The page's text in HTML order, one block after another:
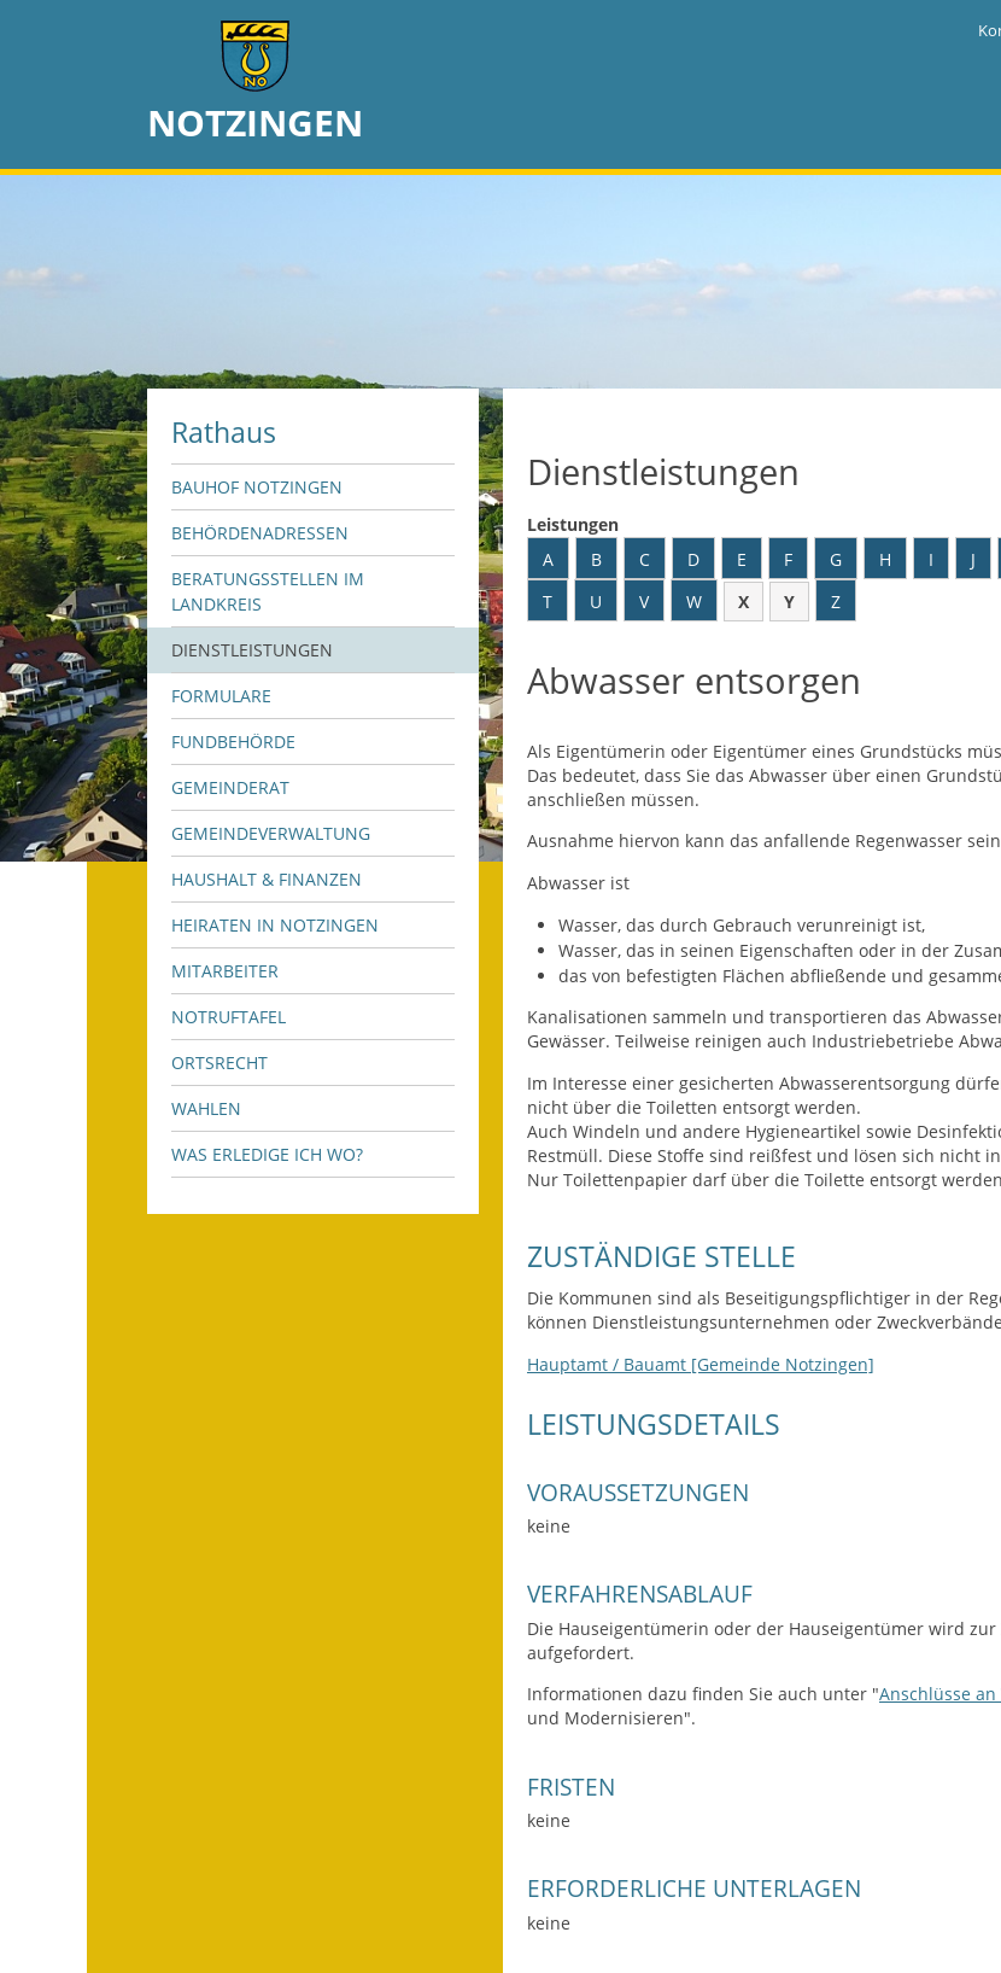
NOTZINGEN
Rathaus
BAUHOF NOTZINGEN
BEHÖRDENADRESSEN
BERATUNGSSTELLEN IM
LANDKREIS
DIENSTLEISTUNGEN
FORMULARE
FUNDBEHÖRDE
GEMEINDERAT
GEMEINDEVERWALTUNG
HAUSHALT & FINANZEN
HEIRATEN IN NOTZINGEN
MITARBEITER
NOTRUFTAFEL
ORTSRECHT
WAHLEN
WAS ERLEDIGE ICH WO?
Dienstleistungen
Leistungen
A
B C D E F G H I J
T
U V W X Y Z
Abwasser entsorgen
Als Eigentümerin oder Eigentümer eines Grundstücks
Das bedeutet, dass Sie das Abwasser über einen
anschließen müssen.
Ausnahme hiervon kann das anfallende Regenwasser
Abwasser ist
Wasser, das durch Gebrauch verunreinigt ist,
Wasser, das in seinen Eigenschaften oder in der
das von befestigten Flächen abfließende und
Kanalisationen sammeln und transportieren das
Gewässer. Teilweise reinigen auch Industriebetriebe
Im Interesse einer gesicherten Abwasserentsorgung
nicht über die Toiletten entsorgt werden.
Auch Windeln und andere Hygieneartikel sowie
Restmüll. Diese Stoffe sind reißfest und lösen sich nicht
Nur Toilettenpapier darf über die Toilette entsorgt
ZUSTÄNDIGE STELLE
Die Kommunen sind als Beseitigungspflichtiger in der
können Dienstleistungsunternehmen oder
Hauptamt / Bauamt [Gemeinde Notzingen]
LEISTUNGSDETAILS
VORAUSSETZUNGEN
keine
VERFAHRENSABLAUF
Die Hauseigentümerin oder der Hauseigentümer wird
aufgefordert.
Informationen dazu finden Sie auch unter "Anschlüsse
und Modernisieren".
FRISTEN
keine
ERFORDERLICHE UNTERLAGEN
keine